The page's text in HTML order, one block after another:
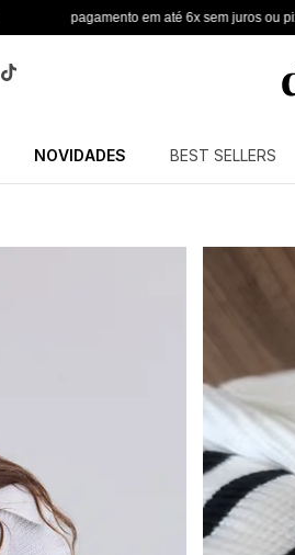
pagamento em até 6x sem juros ou pix com 5% off
NOVIDADES BEST SELLERS